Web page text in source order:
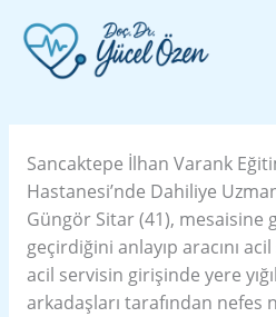
atla
Sancaktepe İlhan Varank
Hastanesi’nde Dahiliye
Güngör Sitar (41), mesaisine
geçirdiğini anlayıp aracını
acil servisin girişinde yere
arkadaşları tarafından nefes